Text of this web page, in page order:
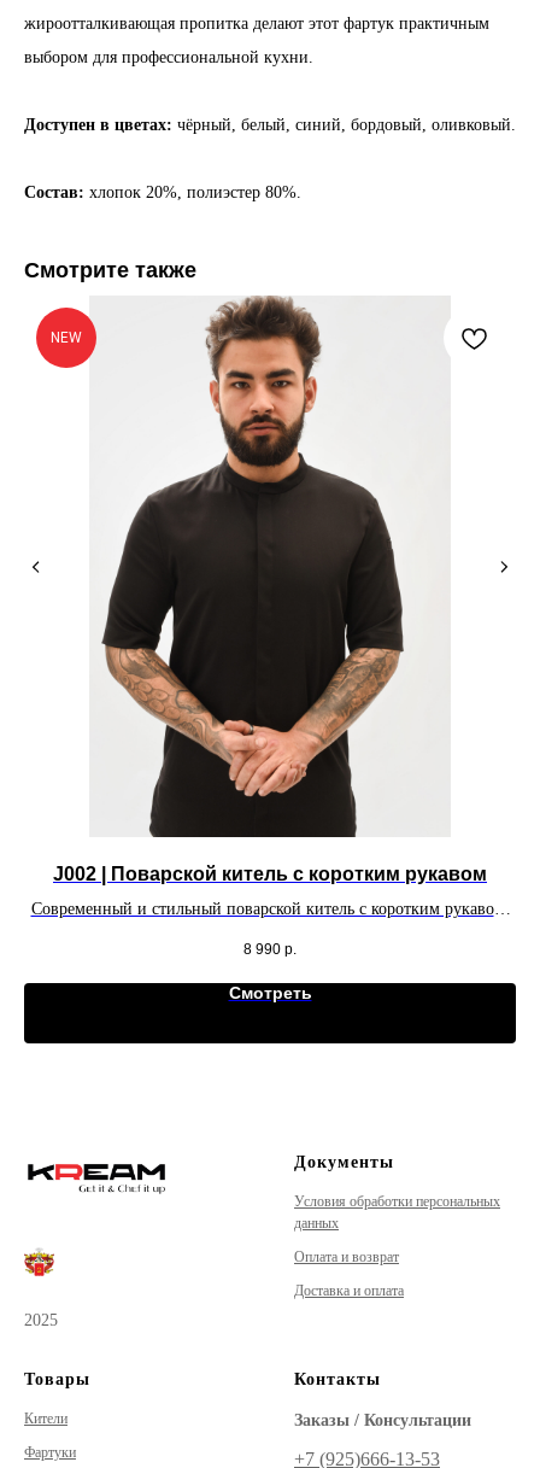
жироотталкивающая пропитка делают этот фартук практичным
выбором для профессиональной кухни.
Доступен в цветах: чёрный, белый, синий, бордовый, оливковый.
Состав: хлопок 20%, полиэстер 80%.
Смотрите также
NEW
J002 | Поварской китель с коротким рукавом
Современный и стильный поварской китель с коротким рукавом.
8 990 р.
Смотреть
2025
Документы
Условия обработки персональных
данных
Оплата и возврат
Доставка и оплата
Товары
Кители
Фартуки
Контакты
Заказы / Консультации
+7 (925)‪666-13-53